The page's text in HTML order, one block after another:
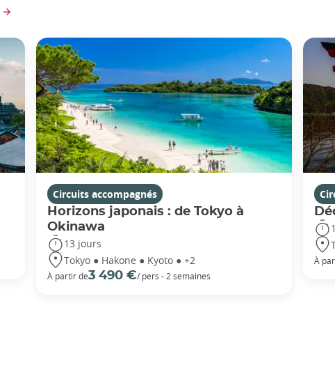
Circuits accompagnés
Horizons japonais : de Tokyo à
Okinawa
13 jours
Tokyo ● Hakone ● Kyoto ● +2
À partir de3 490 €/ pers - 2 semaines
À